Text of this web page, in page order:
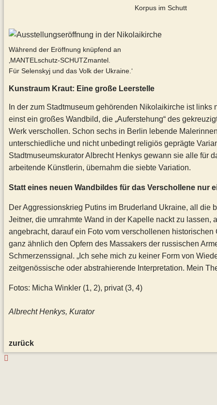
Korpus im Schutt
Während der Eröffnung knüpfend an
‚MANTELschutz-SCHUTZmantel.
Für Selenskyj und das Volk der Ukraine.‘
Kunstraum Kraut: Eine große Leerstelle
In der zum Stadtmuseum gehörenden Nikolaikirche ist
einst ein großes Wandbild, die „Auferstehung“ des
Werk verschollen. Schon sechs in Berlin lebende
unterschiedliche und nicht unbedingt religiös geprägte
Stadtmuseumskurator Albrecht Henkys gewann sie alle für
arbeitende Künstlerin, übernahm die siebte Variation.
Statt eines neuen Wandbildes für das Verschollene nur
Der Aggressionskrieg Putins im Bruderland Ukraine, all die
Jeitner, die umrahmte Wand in der Kapelle nackt zu
angebracht, darauf ein Foto vom verschollenen
ganz ähnlich den Opfern des Massakers der russischen
Schmerzenssignal. „Ich sehe mich zu keiner Form von
zeitgenössische oder abstrahierende Interpretation. Mein
Fotos: Micha Winkler (1, 2), privat (3, 4)
Albrecht Henkys, Kurator
zurück